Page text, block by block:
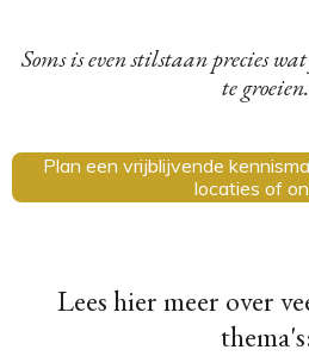
Soms is even stilstaan precies
te groeien.
Plan een vrijblijvende
locaties of
Lees hier meer over